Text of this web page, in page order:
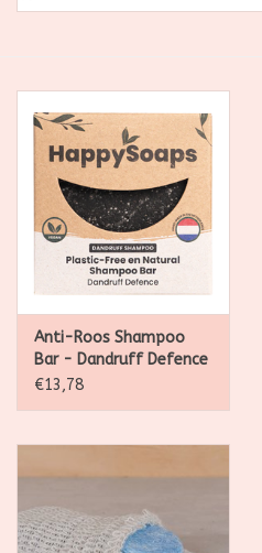
Ditjes & Datjes
Kadootjes
Belgisch
Workshops
Anti-Roos Shampoo
Bar - Dandruff Defence
- 70g
€13,78